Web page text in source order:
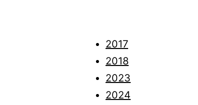
2017
2018
2023
2024